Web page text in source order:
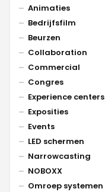
Animaties
Bedrijfsfilm
Beurzen
Collaboration
Commercial
Congres
Experience centers
Exposities
Events
LED schermen
Narrowcasting
NOBOXX
Omroep systemen